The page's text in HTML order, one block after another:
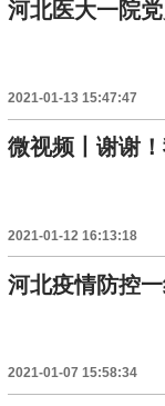
河北医大一院
2021-01-13 15:47:47
微视频丨谢谢
2021-01-12 16:13:18
河北疫情防控
2021-01-07 15:58:34